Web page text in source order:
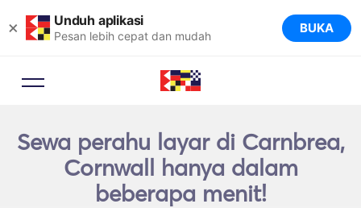
× Unduh aplikasi
Pesan lebih cepat dan mudah BUKA
Sewa perahu layar di Carnbrea,
Cornwall hanya dalam
beberapa menit!